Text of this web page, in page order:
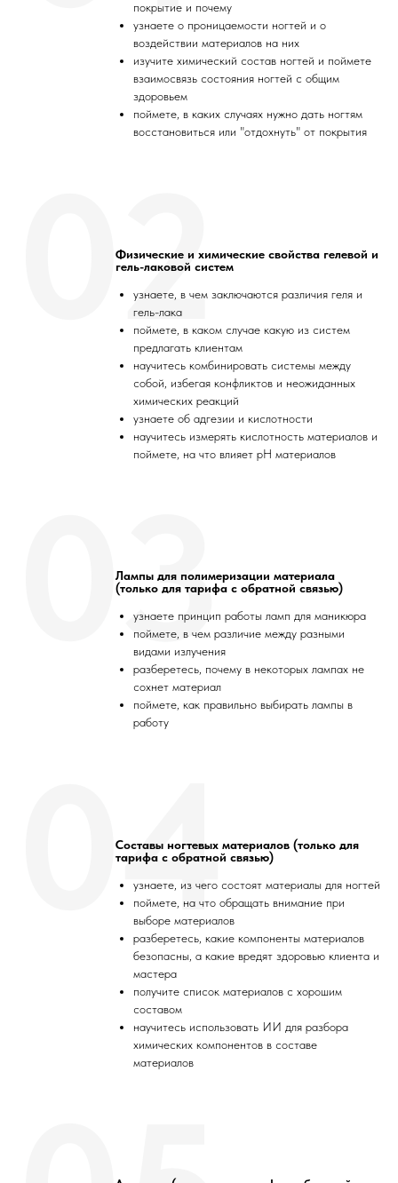
покрытие и почему
узнаете о проницаемости ногтей и о
воздействии материалов на них
изучите химический состав ногтей и поймете
взаимосвязь состояния ногтей с общим
здоровьем
поймете, в каких случаях нужно дать ногтям
восстановиться или "отдохнуть" от покрытия
Физические и химические свойства гелевой и
гель-лаковой систем
узнаете, в чем заключаются различия геля и
гель-лака
поймете, в каком случае какую из систем
предлагать клиентам
научитесь комбинировать системы между
собой, избегая конфликтов и неожиданных
химических реакций
узнаете об адгезии и кислотности
научитесь измерять кислотность материалов и
поймете, на что влияет рН материалов
02
Лампы для полимеризации материала
(только для тарифа с обратной связью)
узнаете принцип работы ламп для маникюра
поймете, в чем различие между разными
видами излучения
разберетесь, почему в некоторых лампах не
сохнет материал
поймете, как правильно выбирать лампы в
работу
03
Составы ногтевых материалов (только для
тарифа с обратной связью)
узнаете, из чего состоят материалы для ногтей
поймете, на что обращать внимание при
выборе материалов
разберетесь, какие компоненты материалов
безопасны, а какие вредят здоровью клиента и
мастера
получите список материалов с хорошим
составом
научитесь использовать ИИ для разбора
химических компонентов в составе
материалов
04